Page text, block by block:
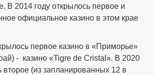
В 2014 году открылось первое и
официальное казино в этом крае
первое казино в «Приморье»
- казино «Tigre de Cristal». В 2020
второе (из запланированных 12 в